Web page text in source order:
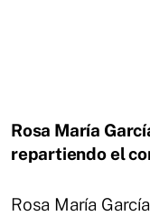
Rosa María
repartiendo el
Rosa María